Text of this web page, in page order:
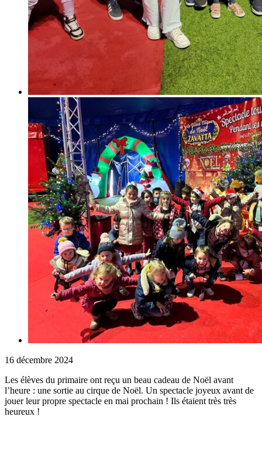
16 décembre 2024
Les élèves du primaire ont reçu un beau cadeau de Noël avant
l’heure : une sortie au cirque de Noël. Un spectacle joyeux avant de
jouer leur propre spectacle en mai prochain ! Ils étaient très très
heureux !